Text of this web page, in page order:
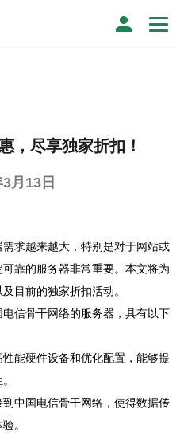
，尽享独家折扣！
月13日
求越来越大，特别是对于网站或
靠的服务器非常重要。本文将为
目前的独家折扣活动。
信骨干网络的服务器，具有以下
能硬件设备和优化配置，能够提
中国电信骨干网络，使得数据传
。